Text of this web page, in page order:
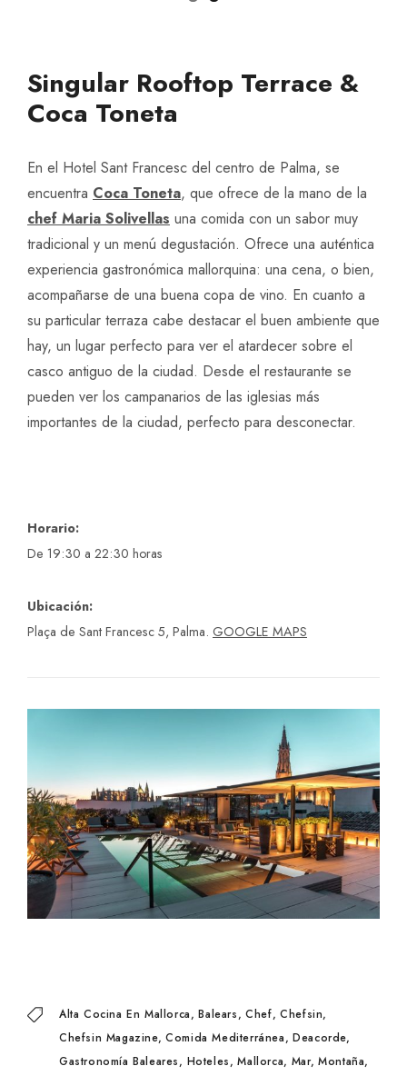
Singular Rooftop Terrace &
Coca Toneta
En el Hotel Sant Francesc del centro de Palma, se
encuentra Coca Toneta, que ofrece de la mano de la
chef Maria Solivellas una comida con un sabor muy
tradicional y un menú degustación. Ofrece una auténtica
experiencia gastronómica mallorquina: una cena, o bien,
acompañarse de una buena copa de vino. En cuanto a
su particular terraza cabe destacar el buen ambiente que
hay, un lugar perfecto para ver el atardecer sobre el
casco antiguo de la ciudad. Desde el restaurante se
pueden ver los campanarios de las iglesias más
importantes de la ciudad, perfecto para desconectar.
Horario:
De 19:30 a 22:30 horas
Ubicación:
Plaça de Sant Francesc 5, Palma. GOOGLE MAPS
Alta Cocina En Mallorca Balears Chef Chefsin
Chefsin Magazine Comida Mediterránea Deacorde
Gastronomía Baleares
Hoteles Mallorca Mar Montaña